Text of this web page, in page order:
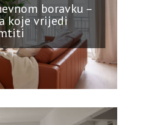
boravku –
koje vrijedi